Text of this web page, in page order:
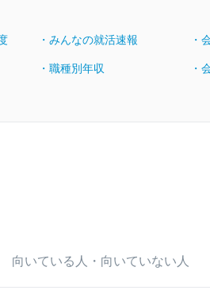
・みんなの就活速報 ・
・職種別年収 ・
向いている人・向いていない人